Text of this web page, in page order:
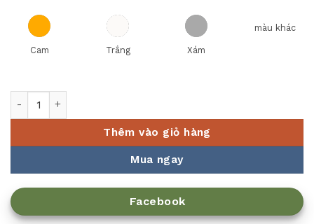
Cam Trắng Xám
màu khác
Thêm vào giỏ hàng
Mua ngay
Facebook